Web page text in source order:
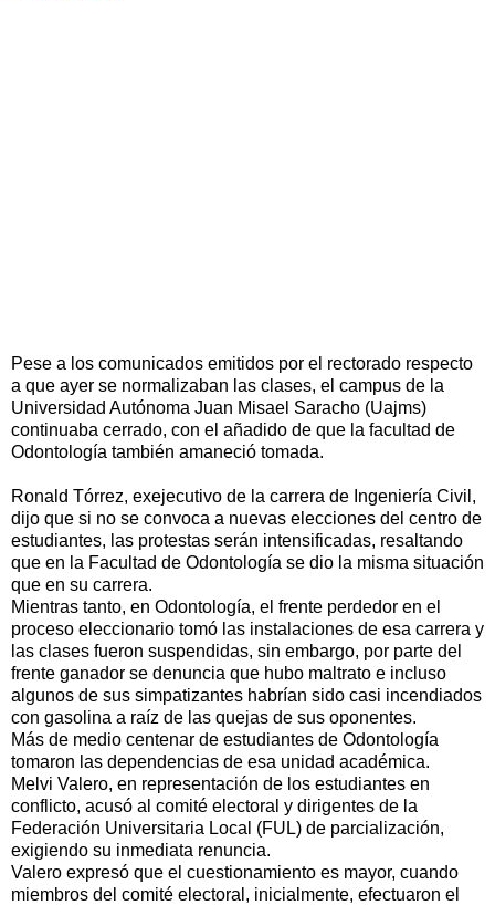
Pese a los comunicados emitidos por el rectorado respecto
a que ayer se normalizaban las clases, el campus de la
Universidad Autónoma Juan Misael Saracho (Uajms)
continuaba cerrado, con el añadido de que la facultad de
Odontología también amaneció tomada.
Ronald Tórrez, exejecutivo de la carrera de Ingeniería Civil,
dijo que si no se convoca a nuevas elecciones del centro de
estudiantes, las protestas serán intensificadas, resaltando
que en la Facultad de Odontología se dio la misma situación
que en su carrera.
Mientras tanto, en Odontología, el frente perdedor en el
proceso eleccionario tomó las instalaciones de esa carrera y
las clases fueron suspendidas, sin embargo, por parte del
frente ganador se denuncia que hubo maltrato e incluso
algunos de sus simpatizantes habrían sido casi incendiados
con gasolina a raíz de las quejas de sus oponentes.
Más de medio centenar de estudiantes de Odontología
tomaron las dependencias de esa unidad académica.
Melvi Valero, en representación de los estudiantes en
conflicto, acusó al comité electoral y dirigentes de la
Federación Universitaria Local (FUL) de parcialización,
exigiendo su inmediata renuncia.
Valero expresó que el cuestionamiento es mayor, cuando
miembros del comité electoral, inicialmente, efectuaron el